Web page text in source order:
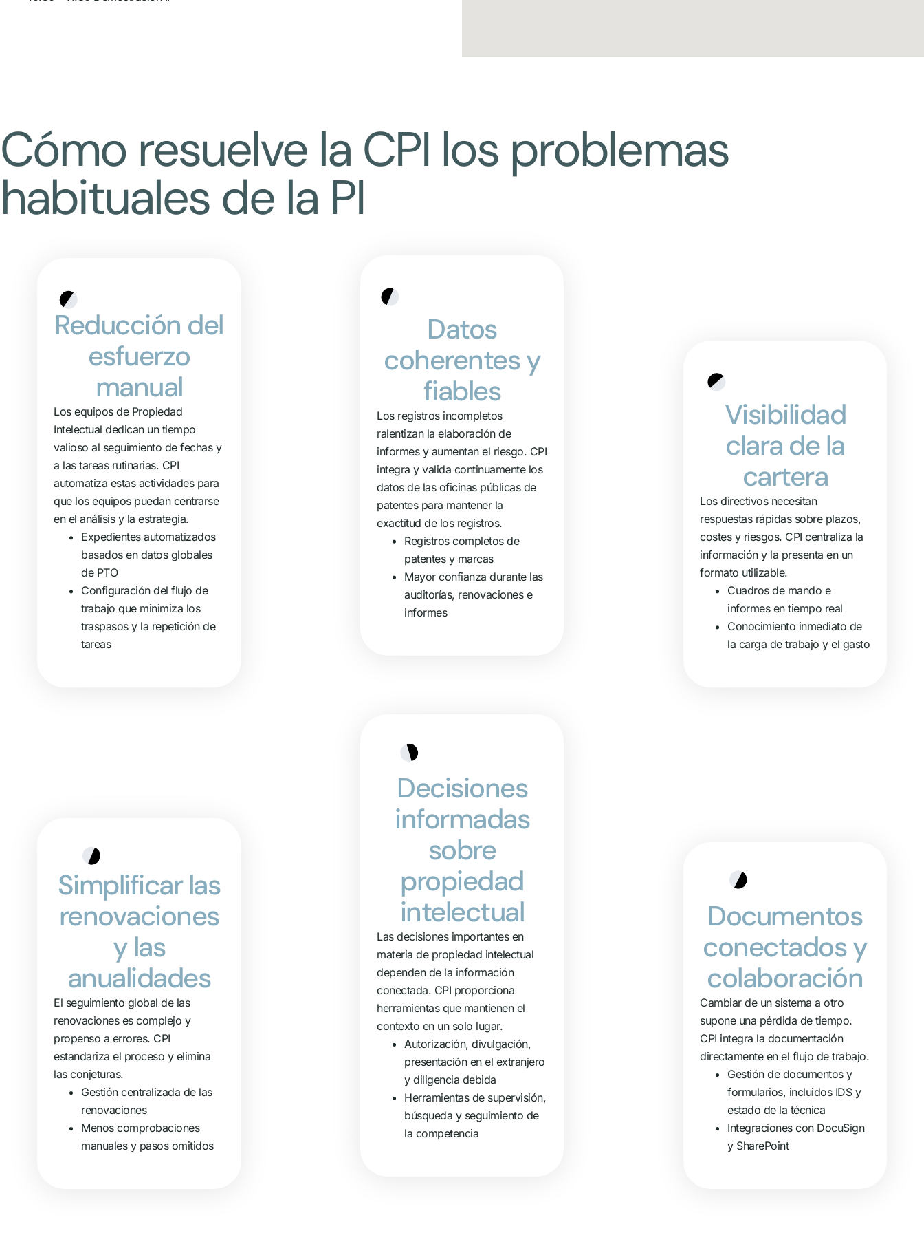
Cómo resuelve la CPI los problemas
habituales de la PI
Reducción del
esfuerzo
manual
Los equipos de Propiedad
Intelectual dedican un tiempo
valioso al seguimiento de fechas y
a las tareas rutinarias. CPI
automatiza estas actividades para
que los equipos puedan centrarse
en el análisis y la estrategia.
Expedientes automatizados
basados en datos globales
de PTO
Configuración del flujo de
trabajo que minimiza los
traspasos y la repetición de
tareas
Datos
coherentes y
fiables
Los registros incompletos
ralentizan la elaboración de
informes y aumentan el riesgo. CPI
integra y valida continuamente los
datos de las oficinas públicas de
patentes para mantener la
exactitud de los registros.
Registros completos de
patentes y marcas
Mayor confianza durante las
auditorías, renovaciones e
informes
Visibilidad
clara de la
cartera
Los directivos necesitan
respuestas rápidas sobre plazos,
costes y riesgos. CPI centraliza la
información y la presenta en un
formato utilizable.
Cuadros de mando e
informes en tiempo real
Conocimiento inmediato de
la carga de trabajo y el gasto
Simplificar las
renovaciones
y las
anualidades
El seguimiento global de las
renovaciones es complejo y
propenso a errores. CPI
estandariza el proceso y elimina
las conjeturas.
Gestión centralizada de las
renovaciones
Menos comprobaciones
manuales y pasos omitidos
Decisiones
informadas
sobre
propiedad
intelectual
Las decisiones importantes en
materia de propiedad intelectual
dependen de la información
conectada. CPI proporciona
herramientas que mantienen el
contexto en un solo lugar.
Autorización, divulgación,
presentación en el extranjero
y diligencia debida
Herramientas de supervisión,
búsqueda y seguimiento de
la competencia
Documentos
conectados y
colaboración
Cambiar de un sistema a otro
supone una pérdida de tiempo.
CPI integra la documentación
directamente en el flujo de trabajo.
Gestión de documentos y
formularios, incluidos IDS y
estado de la técnica
Integraciones con DocuSign
y SharePoint